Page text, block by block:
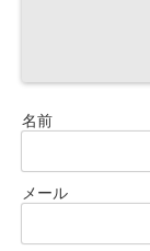
名前
メール